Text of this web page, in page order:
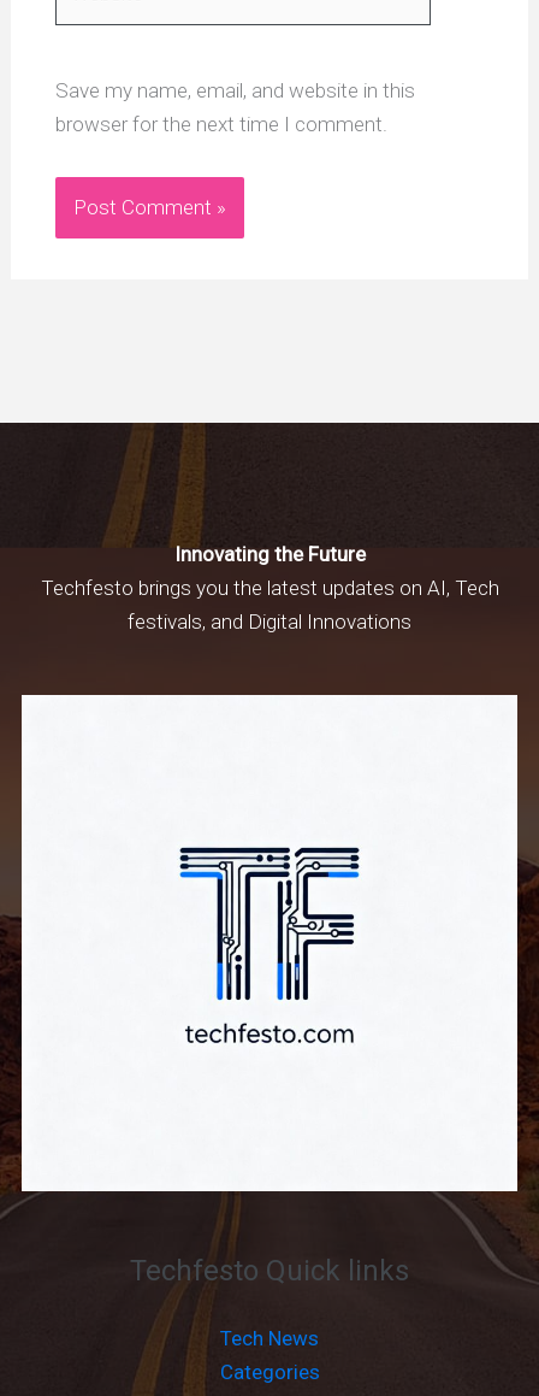
Save my name, email, and website in this
browser for the next time I comment.
Innovating the Future
Techfesto brings you the latest updates on AI, Tech
festivals, and Digital Innovations
Techfesto Quick links
Tech News
Categories